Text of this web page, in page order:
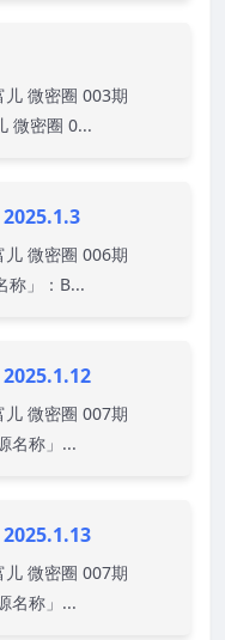
儿 微密圈 003期
微密圈 0...
儿 微密圈 006期
称」：B...
儿 微密圈 007期
名称」...
儿 微密圈 007期
名称」...